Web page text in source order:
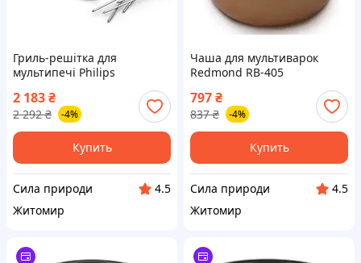
Гриль-решітка для
мультипечі Philips
2 183₴
2 292 ₴ -4%
Купить
Сила природи
4.5
Житомир
Чаша для мультиварок
Redmond RB-405
797₴
837 ₴ -4%
Купить
Сила природи
4.5
Житомир